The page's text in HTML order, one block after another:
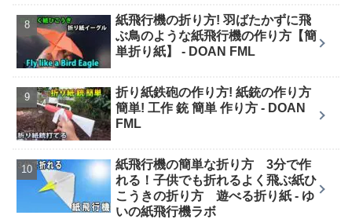
紙飛行機の折り方! 羽ばたかずに飛
ぶ鳥のような紙飛行機の作り方【簡
単折り紙】 - DOAN FML
折り紙鉄砲の作り方! 紙銃の作り方
簡単! 工作 銃 簡単 作り方 - DOAN
FML
紙飛行機の簡単な折り方 3分で作
れる！子供でも折れるよく飛ぶ紙ひ
こうきの折り方 遊べる折り紙 - ゆ
いの紙飛行機ラボ